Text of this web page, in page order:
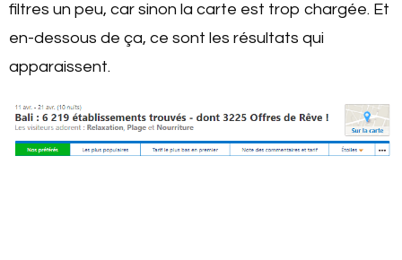
filtres un peu, car sinon la carte est trop chargée. Et
en-dessous de ça, ce sont les résultats qui
apparaissent.